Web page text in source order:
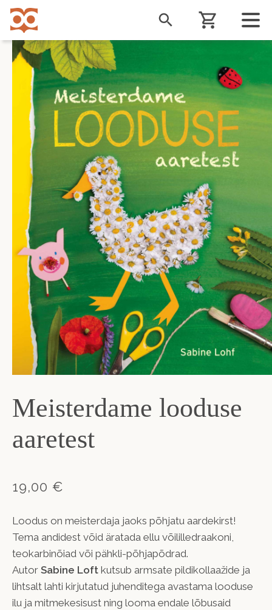
Liigu
edasi
põhisisu
juurde
Meisterdame looduse
aaretest
19,00 €
Loodus on meisterdaja jaoks põhjatu aardekirst!
Tema andidest võid äratada ellu võililledraakoni,
teokarbinõiad või pähkli-põhjapõdrad.
Autor Sabine Loft kutsub armsate pildikollaažide ja
lihtsalt lahti kirjutatud juhenditega avastama looduse
ilu ja mitmekesisust ning looma endale lõbusaid